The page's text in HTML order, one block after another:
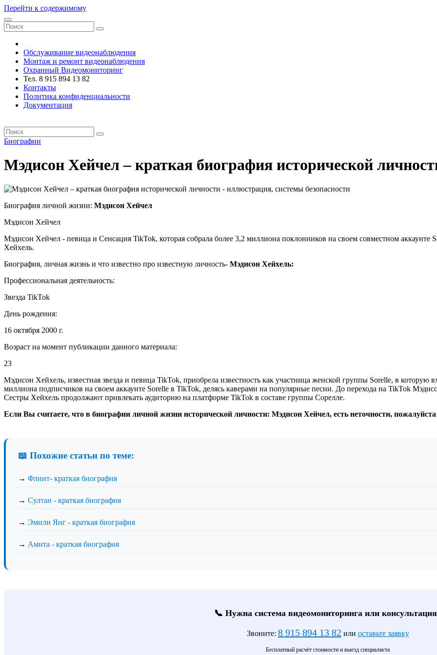
Перейти к содержимому
Обслуживание видеонаблюдения
Монтаж и ремонт видеонаблюдения
Охранный Видеомониторинг
Тел. 8 915 894 13 82
Контакты
Политика конфиденциальности
Документация
Биографии
Мэдисон Хейчел – краткая биография исторической
Биография личной жизни: Мэдисон Хейчел
Мэдисон Хейчел
Мэдисон Хейчел - певица и Сенсация TikTok, которая собрала более 3,2 миллиона поклонников на своем совместном
Хейхель.
Биография, личная жизнь и что известно про известную личность- Мэдисон Хейхель:
Профессиональная деятельность:
Звезда TikTok
День рождения:
16 октября 2000 г.
Возраст на момент публикации данного материала:
23
Мэдисон Хейхель, известная звезда и певица TikTok, приобрела известность как участница женской группы Sorelle, в которую
миллиона подписчиков на своем аккаунте Sorelle в TikTok, делясь каверами на популярные песни. До перехода на TikTok
Сестры Хейхель продолжают привлекать аудиторию на платформе TikTok в составе группы Сорелле.
Если Вы считаете, что в биографии личной жизни исторической личности: Мэдисон Хейчел, есть неточности,
📖 Похожие статьи по теме:
→ Флинт- краткая биография
→ Султан - краткая биография
→ Эмили Янг - краткая биография
→ Амита - краткая биография
📞 Нужна система видеомониторинга или
Звоните: 8 915 894 13 82 или оставьте заявку
Бесплатный расчёт стоимости и выезд специалиста